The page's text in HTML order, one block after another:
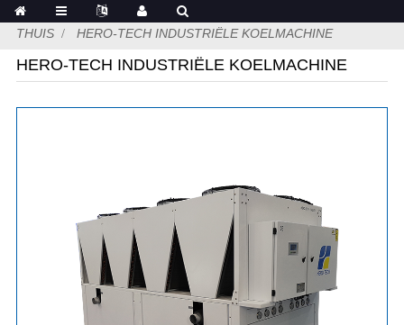
THUIS HERO-TECH INDUSTRIËLE KOELMACHINE
HERO-TECH INDUSTRIËLE KOELMACHINE